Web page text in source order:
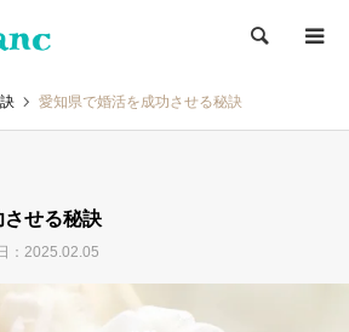
検索
愛知県で婚活を成功させる秘訣
せる秘訣
：2025.02.05